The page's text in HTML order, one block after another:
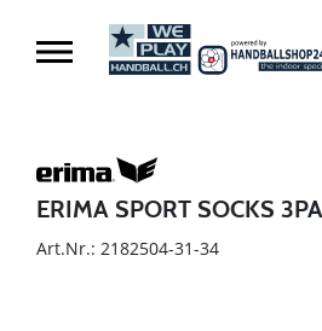
ERIMA SPORT SOCKS
Art.Nr.: 2182504-31-34